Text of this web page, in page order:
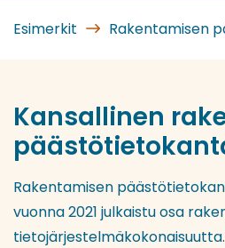
Esimerkit Rakentamisen
Kansallinen
Rakentamisen
vuonna 2021 julkaistu osa